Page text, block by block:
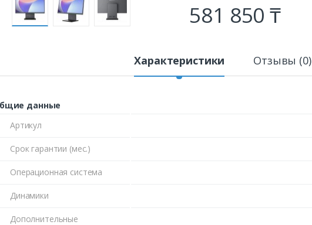
581 850 ₸
Характеристики Отзывы (0)
данные
Артикул
Срок гарантии (мес.)
Операционная система
Динамики
Дополнительные